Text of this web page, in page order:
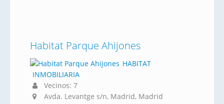
Habitat Parque Ahijones
HABITAT
INMOBILIARIA
Vecinos: 7
Avda. Levantge s/n, Madrid, Madrid